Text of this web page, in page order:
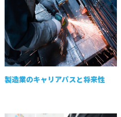
製造業のキャリアパスと将来性